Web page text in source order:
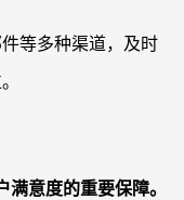
等多种渠道，及时
意度的重要保障。